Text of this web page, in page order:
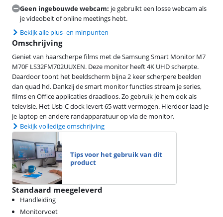
Geen ingebouwde webcam: je gebruikt een losse webcam als
je videobelt of online meetings hebt.
Bekijk alle plus- en minpunten
Omschrijving
Geniet van haarscherpe films met de Samsung Smart Monitor M7
M70F LS32FM702UUXEN. Deze monitor heeft 4K UHD scherpte.
Daardoor toont het beeldscherm bijna 2 keer scherpere beelden
dan quad hd. Dankzij de smart monitor functies stream je series,
films en Office applicaties draadloos. Zo gebruik je hem ook als
televisie. Het Usb-C dock levert 65 watt vermogen. Hierdoor laad je
je laptop en andere randapparatuur op via de monitor.
Bekijk volledige omschrijving
Tips voor het gebruik van dit
product
Standaard meegeleverd
Handleiding
Monitorvoet